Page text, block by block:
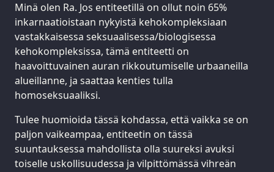
Minä olen Ra. Jos entiteetillä on ollut noin 65%
inkarnaatioistaan nykyistä kehokompleksiaan
vastakkaisessa seksuaalisessa/biologisessa
kehokompleksissa, tämä entiteetti on
haavoittuvainen auran rikkoutumiselle urbaaneilla
alueillanne, ja saattaa kenties tulla
homoseksuaaliksi.
Tulee huomioida tässä kohdassa, että vaikka se on
paljon vaikeampaa, entiteetin on tässä
suuntauksessa mahdollista olla suureksi avuksi
toiselle uskollisuudessa ja vilpittömässä vihreän